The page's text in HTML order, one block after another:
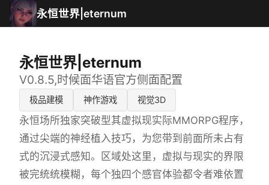
永恒世界|eternum
永恒世界|eternum
V0.8.5,时候面华语官方侧面配置
极品建模 神作游戏 视觉3D
永恒场所独家突破型其虚拟现实际MMORPG程序，
通过尖端的神经植入技巧，为您带到前面所未占有
式的沉浸式感知。区域处这里，虚拟与现实的界限
被完统统模糊，每个独四个感官体验都令者难依置